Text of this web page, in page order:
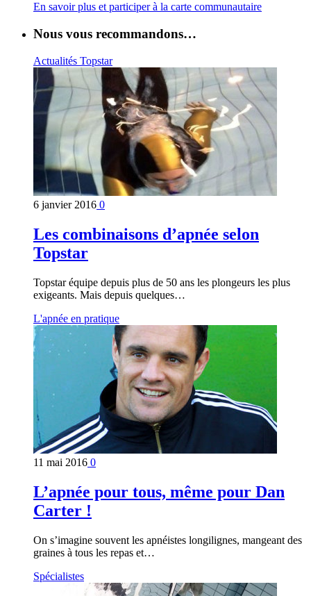
En savoir plus et participer à la carte communautaire
Nous vous recommandons…
Actualités Topstar
6 janvier 2016 0
Les combinaisons d’apnée selon
Topstar
Topstar équipe depuis plus de 50 ans les plongeurs les plus
exigeants. Mais depuis quelques…
L'apnée en pratique
11 mai 2016 0
L’apnée pour tous, même pour Dan
Carter !
On s’imagine souvent les apnéistes longilignes, mangeant des
graines à tous les repas et…
Spécialistes